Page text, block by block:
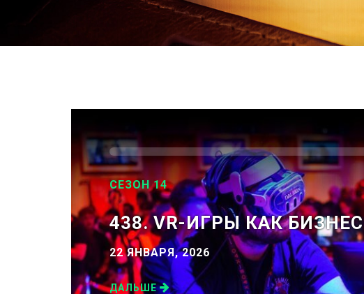
СЕЗОН 14
438. VR-ИГРЫ КАК БИЗНЕС
22 ЯНВАРЯ, 2026
ДАЛЬШЕ